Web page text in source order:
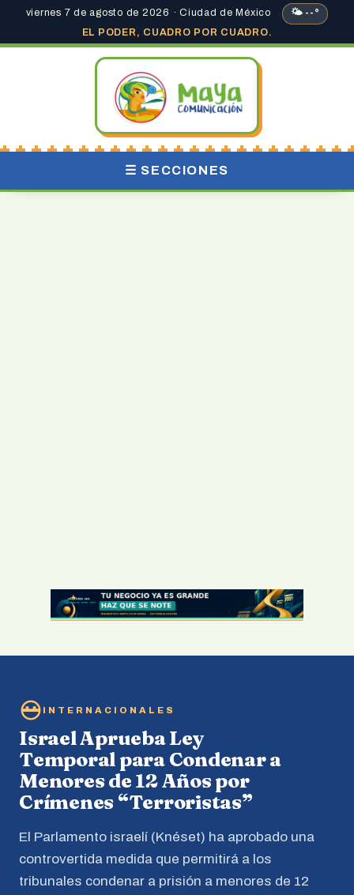
viernes 7 de agosto de 2026 · Ciudad de México
🌤 --°
EL PODER, CUADRO POR CUADRO.
☰ SECCIONES
INTERNACIONALES
Israel Aprueba Ley
Temporal para Condenar a
Menores de 12 Años por
Crímenes “Terroristas”
El Parlamento israelí (Knéset) ha aprobado una
controvertida medida que permitirá a los
tribunales condenar a prisión a menores de 12